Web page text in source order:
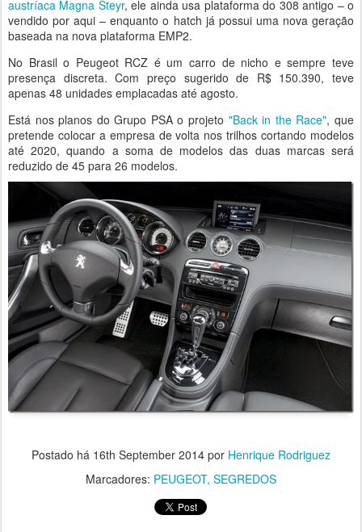
austríaca Magna Steyr, ele ainda usa plataforma do 308 antigo – o
vendido por aqui – enquanto o hatch já possui uma nova geração
baseada na nova plataforma EMP2.
No Brasil o Peugeot RCZ é um carro de nicho e sempre teve
presença discreta. Com preço sugerido de R$ 150.390, teve
apenas 48 unidades emplacadas até agosto.
Está nos planos do Grupo PSA o projeto "Back in the Race", que
pretende colocar a empresa de volta nos trilhos cortando modelos
até 2020, quando a soma de modelos das duas marcas será
reduzido de 45 para 26 modelos.
Postado há 16th September 2014 por Henrique Rodriguez
Marcadores: PEUGEOT SEGREDOS